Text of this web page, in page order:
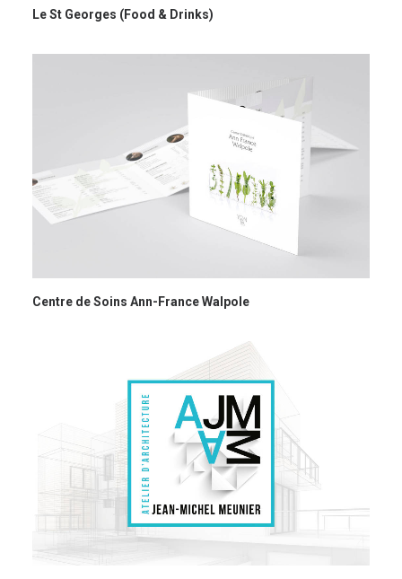
Le St Georges (Food & Drinks)
Centre de Soins Ann-France Walpole